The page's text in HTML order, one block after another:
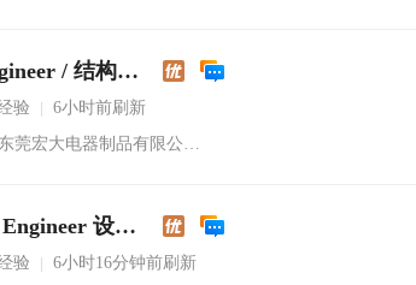
Mechanical Engineer / 结构工程师
验
6小时前刷新
德国Miele东莞厂（东莞宏大电器制品有限公司）
Design Quality Engineer 设计品质工程师
验
6小时16分钟前刷新